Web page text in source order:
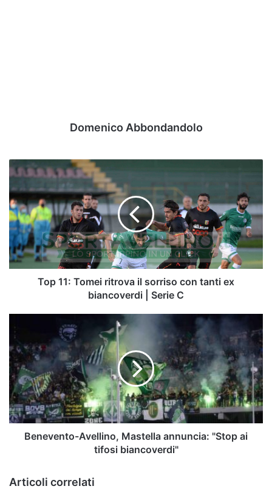
Domenico Abbondandolo
Top
11:
Tomei
ritrova
il
sorriso
con
tanti
ex
biancoverdiTop 11: Tomei ritrova il sorriso con tanti ex
biancoverdi | Serie C
Avellino,
Mastella
annuncia:
"Stop
ai
tifosi
biancoverdi"
Benevento-Avellino, Mastella annuncia: "Stop ai
tifosi biancoverdi"
Articoli correlati